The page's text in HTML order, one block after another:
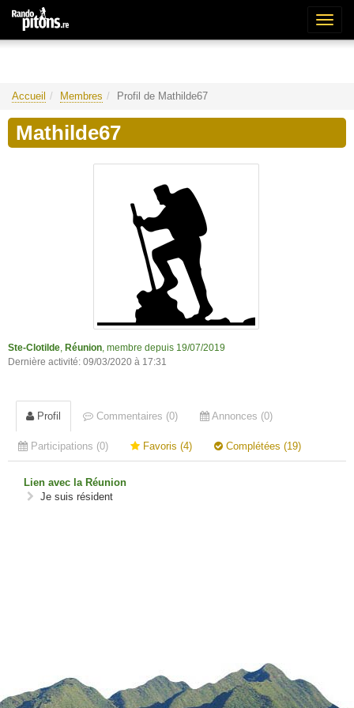
Accueil Membres Profil de Mathilde67
Mathilde67
Ste-Clotilde Réunion , membre depuis 19/07/2019
Dernière activité: 09/03/2020 à 17:31
Profil Commentaires (0) Annonces (0)
Participations (0) Favoris (4) Complétées (19)
Lien avec la Réunion
Je suis résident